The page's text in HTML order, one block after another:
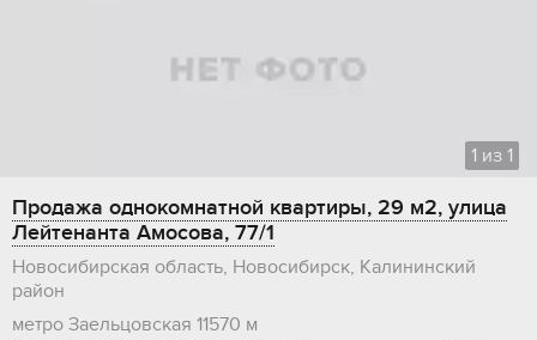
1 из 1
Продажа однокомнатной квартиры, 29 м2, улица
Лейтенанта Амосова, 77/1
Новосибирская область, Новосибирск, Калининский
район
метро Заельцовская 11570 м